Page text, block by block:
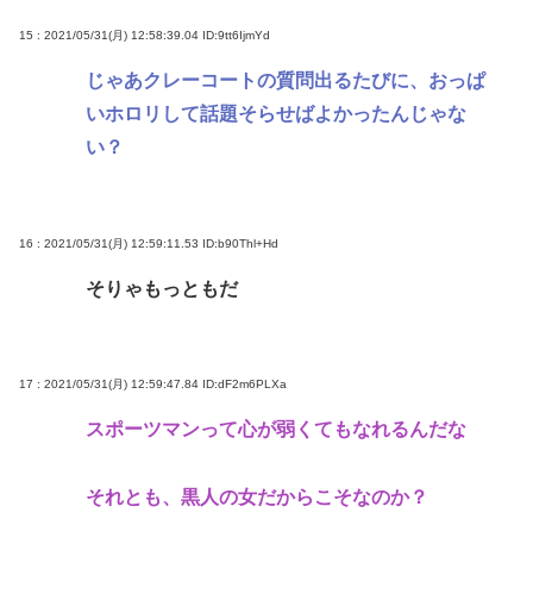
15 : 2021/05/31(月) 12:58:39.04 ID:9tt6IjmYd
じゃあクレーコートの質問出るたびに、おっぱ
いホロリして話題そらせばよかったんじゃな
い？
16 : 2021/05/31(月) 12:59:11.53 ID:b90Thl+Hd
そりゃもっともだ
17 : 2021/05/31(月) 12:59:47.84 ID:dF2m6PLXa
スポーツマンって心が弱くてもなれるんだな
それとも、黒人の女だからこそなのか？